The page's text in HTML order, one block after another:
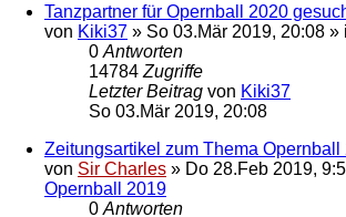
Tanzpartner für Opernball 2020
von Kiki37 » So 03.Mär 2019, 20:08 »
0 Antworten
14784 Zugriffe
Letzter Beitrag von Kiki37
So 03.Mär 2019, 20:08
Zeitungsartikel zum Thema Opernball
von Sir Charles » Do 28.Feb 2019,
Opernball 2019
0 Antworten